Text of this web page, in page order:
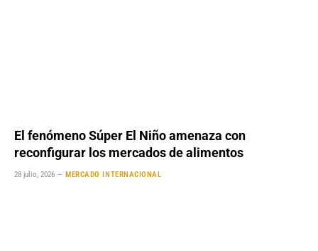
El fenómeno Súper El Niño amenaza con
reconfigurar los mercados de alimentos
28 julio, 2026 MERCADO INTERNACIONAL